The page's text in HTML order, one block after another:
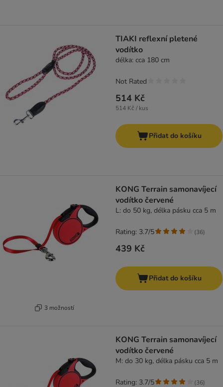
TIAKI reflexní pletené
vodítko
délka: cca 180 cm
514 Kč
514 Kč / kus
Not Rated
Přidat do košíku
3 možností
KONG Terrain samonavíjecí
vodítko červené
L: do 50 kg, délka pásku cca 5 m
439 Kč
Rating: 3.7/5 (36)
Přidat do košíku
KONG Terrain samonavíjecí
vodítko červené
M: do 30 kg, délka pásku cca 5 m
Rating: 3.7/5 (36)